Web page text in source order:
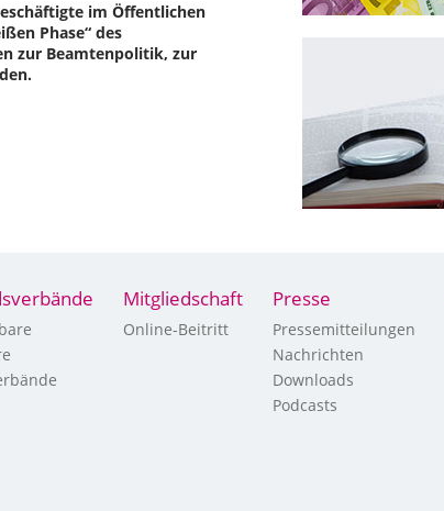
im Öffentlichen
Phase“ des
zur Beamtenpolitik, zur
Mitgliedschaft
Online-Beitritt
Presse
Pressemitteilungen
Nachrichten
Downloads
Podcasts